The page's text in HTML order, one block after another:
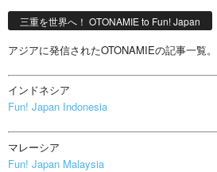
三重を世界へ！ OTONAMIE to Fun! Japan
アジアに発信されたOTONAMIEの記事一覧。
インドネシア
Fun! Japan Indonesia
マレーシア
Fun! Japan Malaysia